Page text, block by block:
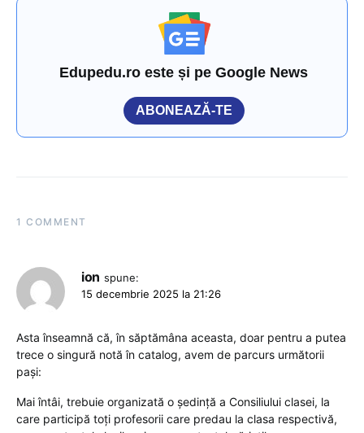
Edupedu.ro este și pe Google News
ABONEAZĂ-TE
1 COMMENT
ion spune:
15 decembrie 2025 la 21:26
Asta înseamnă că, în săptămâna aceasta, doar pentru a putea
trece o singură notă în catalog, avem de parcurs următorii
pași:
Mai întâi, trebuie organizată o ședință a Consiliului clasei, la
care participă toți profesorii care predau la clasa respectivă,